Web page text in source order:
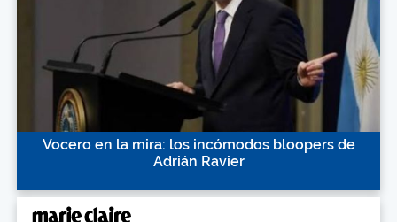
Vocero en la mira: los incómodos bloopers de
Adrián Ravier